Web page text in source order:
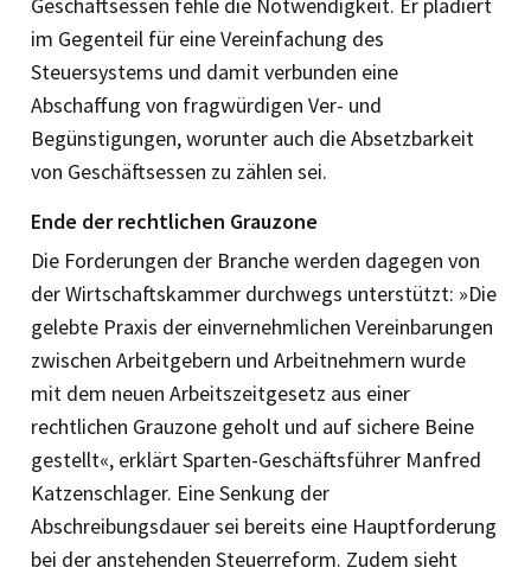
im Gegenteil für eine Vereinfachung des
Steuersystems und damit verbunden eine
Abschaffung von fragwürdigen Ver- und
Begünstigungen, worunter auch die Absetzbarkeit
von Geschäftsessen zu zählen sei.
Ende der rechtlichen Grauzone
Die Forderungen der Branche werden dagegen von
der Wirtschaftskammer durchwegs unterstützt: »Die
gelebte Praxis der einvernehmlichen Vereinbarungen
zwischen Arbeitgebern und Arbeitnehmern wurde
mit dem neuen Arbeitszeitgesetz aus einer
rechtlichen Grauzone geholt und auf sichere Beine
gestellt«, erklärt Sparten-Geschäftsführer Manfred
Katzenschlager. Eine Senkung der
Abschreibungsdauer sei bereits eine Hauptforderung
bei der anstehenden Steuerreform. Zudem sieht